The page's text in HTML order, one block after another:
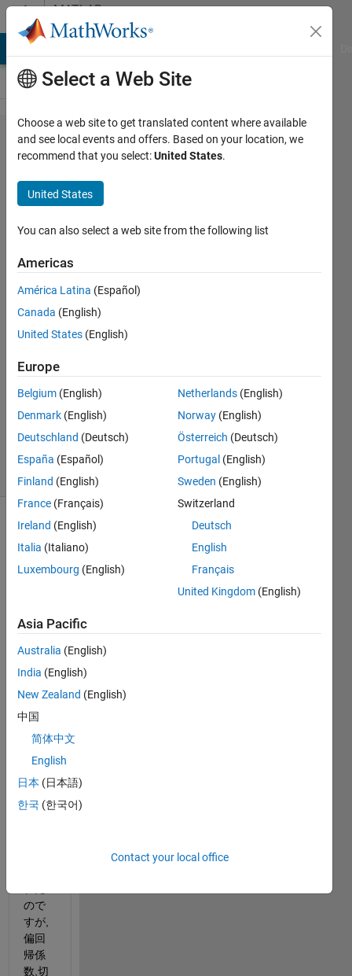
Skip to contentMATLAB
Answers
回帰学
習器を
用いた
結果の
整理に
ついて
Tayasu
13 Jan
1 Answer
Answer
Updated
14 Jan 2020
5 Views
(30 days)
回帰
学習
器を
て画
像の
ので
すが,
偏回
帰係
数,切
Select a Web Site
Choose a web site to get translated content where available
and see local events and offers. Based on your location, we
recommend that you select:United States.
United States
You can also select a web site from the following list
Americas
América Latina (Español)
Canada (English)
United States (English)
Europe
Belgium (English)
Denmark (English)
Deutschland (Deutsch)
España (Español)
Finland (English)
France (Français)
Ireland (English)
Italia (Italiano)
Luxembourg (English)
Netherlands (English)
Norway (English)
Österreich (Deutsch)
Portugal (English)
Sweden (English)
Switzerland
Deutsch
English
Français
United Kingdom (English)
Asia Pacific
Australia (English)
India (English)
New Zealand (English)
中国
简体中文
English
日本 (日本語)
한국 (한국어)
Contact your local office